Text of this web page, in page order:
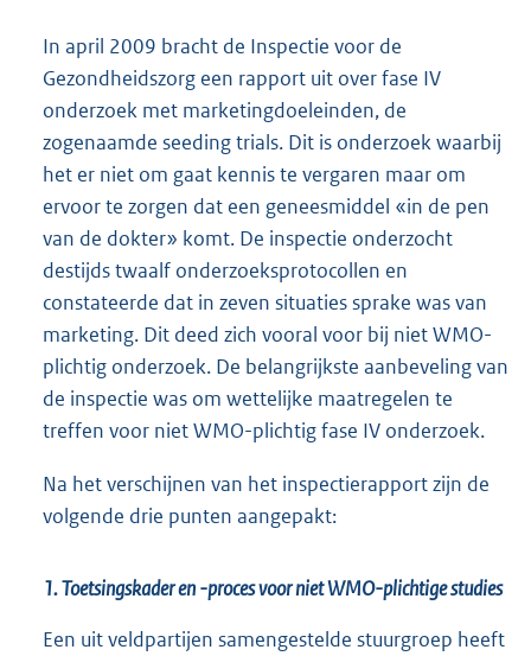
In april 2009 bracht de Inspectie voor de
Gezondheidszorg een rapport uit over fase IV
onderzoek met marketingdoeleinden, de
zogenaamde seeding trials. Dit is onderzoek waarbij
het er niet om gaat kennis te vergaren maar om
ervoor te zorgen dat een geneesmiddel «in de pen
van de dokter» komt. De inspectie onderzocht
destijds twaalf onderzoeksprotocollen en
constateerde dat in zeven situaties sprake was van
marketing. Dit deed zich vooral voor bij niet WMO-
plichtig onderzoek. De belangrijkste aanbeveling van
de inspectie was om wettelijke maatregelen te
treffen voor niet WMO-plichtig fase IV onderzoek.
Na het verschijnen van het inspectierapport zijn de
volgende drie punten aangepakt:
1. Toetsingskader en -proces voor niet WMO-plichtige studies
Een uit veldpartijen samengestelde stuurgroep heeft